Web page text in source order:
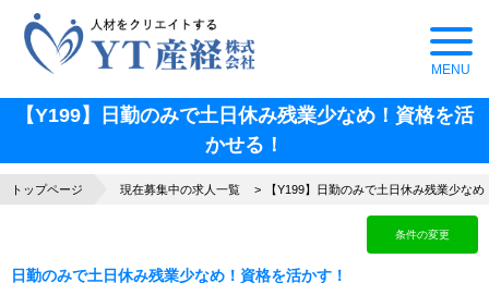
【Y199】日勤のみで土日休み残業少なめ！資格を活
かせる！
トップページ 現在募集中の求人一覧 【Y199】日勤のみで土日休み残業少な
条件の変更
日勤のみで土日休み残業少なめ！資格を活かす！